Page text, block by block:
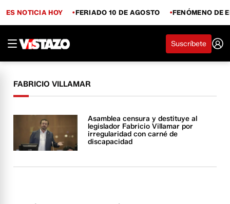
ES NOTICIA HOY FERIADO 10 DE AGOSTO FENÓMENO DE
Suscríbete
FABRICIO VILLAMAR
Asamblea censura y destituye al
legislador Fabricio Villamar por
irregularidad con carné de
discapacidad